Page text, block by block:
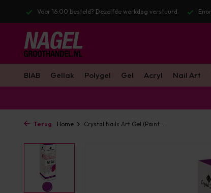
verstuurd Enorm assortiment & alle bekende merken
BIAB Gellak Polygel Gel Acryl Nail Art
Terug Home Crystal Nails Art Gel (Paint ...